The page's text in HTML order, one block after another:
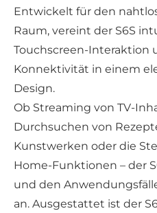
Entwickelt für den
Raum, vereint der S6S
Touchscreen-Interaktion
Konnektivität in einem
Design.
Ob Streaming von TV-
Durchsuchen von
Kunstwerken oder die
Home-Funktionen – der
und den
an. Ausgestattet ist der